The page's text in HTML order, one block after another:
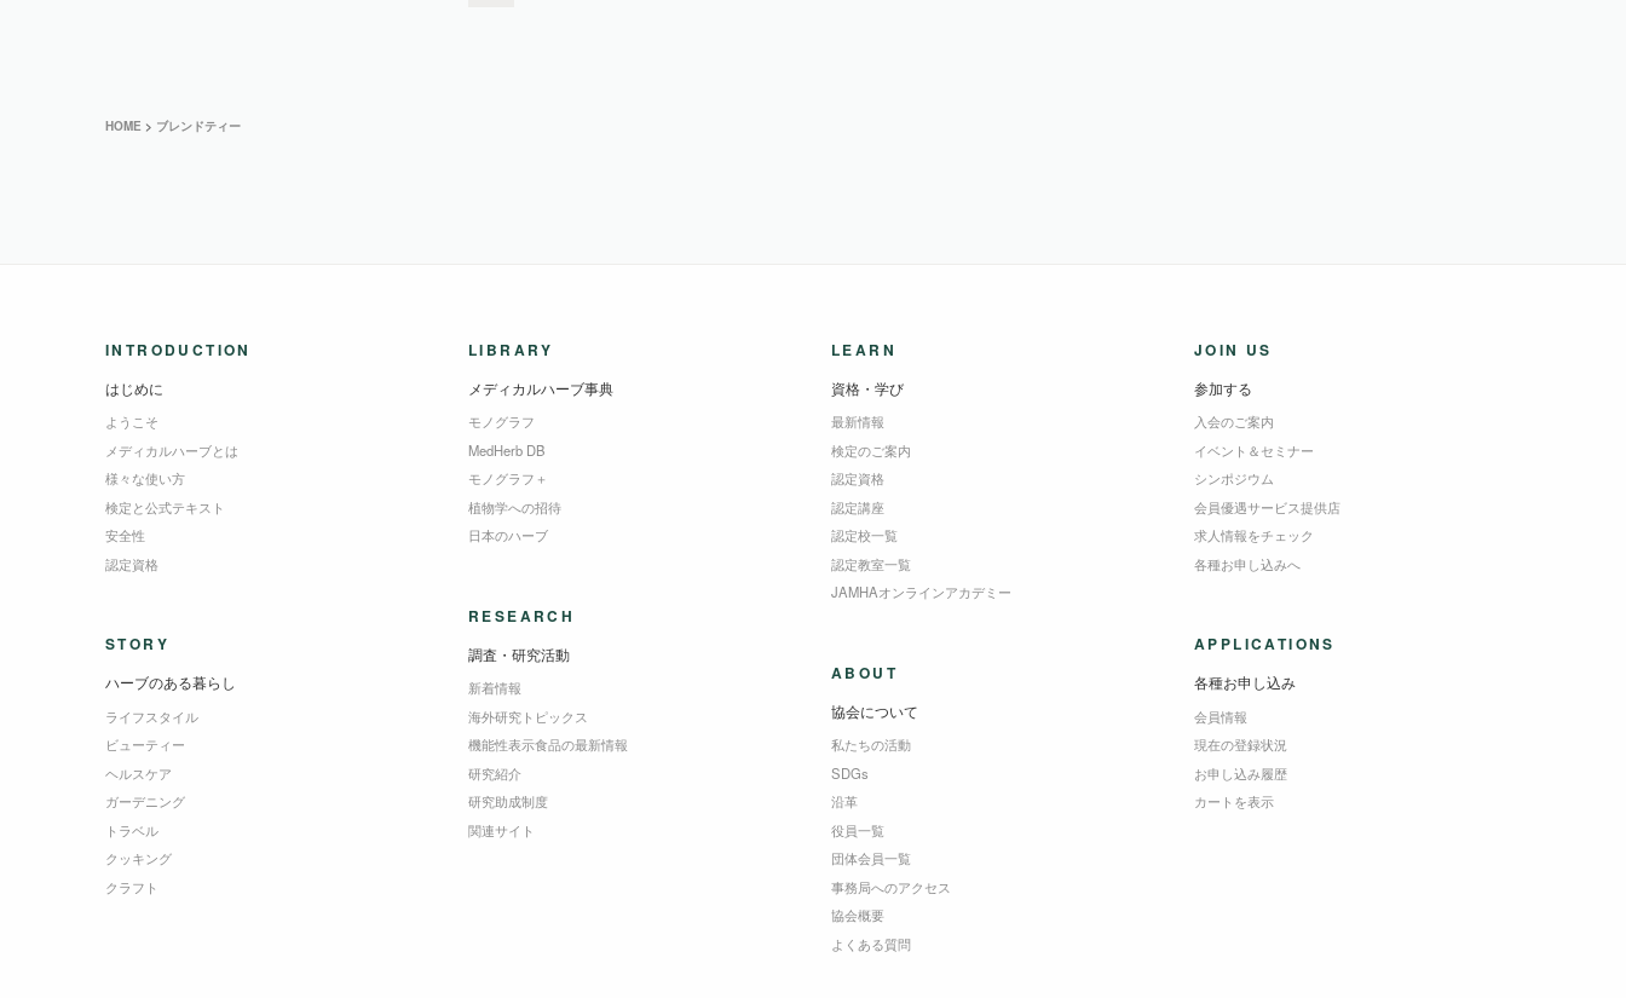
HOME > ブレンドティー
INTRODUCTION
はじめに
ようこそ
メディカルハーブとは
様々な使い方
検定と公式テキスト
安全性
認定資格
STORY
ハーブのある暮らし
ライフスタイル
ビューティー
ヘルスケア
ガーデニング
トラベル
クッキング
クラフト
LIBRARY
メディカルハーブ事典
モノグラフ
MedHerb DB
モノグラフ＋
植物学への招待
日本のハーブ
RESEARCH
調査・研究活動
新着情報
海外研究トピックス
機能性表示食品の最新情報
研究紹介
研究助成制度
関連サイト
LEARN
資格・学び
最新情報
検定のご案内
認定資格
認定講座
認定校一覧
認定教室一覧
JAMHAオンラインアカデミー
ABOUT
協会について
私たちの活動
SDGs
沿革
役員一覧
団体会員一覧
事務局へのアクセス
協会概要
よくある質問
JOIN US
参加する
入会のご案内
イベント＆セミナー
シンポジウム
会員優遇サービス提供店
求人情報をチェック
各種お申し込みへ
APPLICATIONS
各種お申し込み
会員情報
現在の登録状況
お申し込み履歴
カートを表示